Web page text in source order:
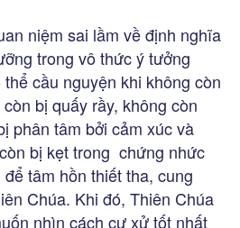
niệm sai lầm về định nghĩa
trong vô thức ý tưởng
cầu nguyện khi không còn
bị quấy rầy, không còn
phân tâm bởi cảm xúc và
bị kẹt trong chứng nhức
tâm hồn thiết tha, cung
Chúa. Khi đó, Thiên Chúa
nhìn cách cư xử tốt nhất